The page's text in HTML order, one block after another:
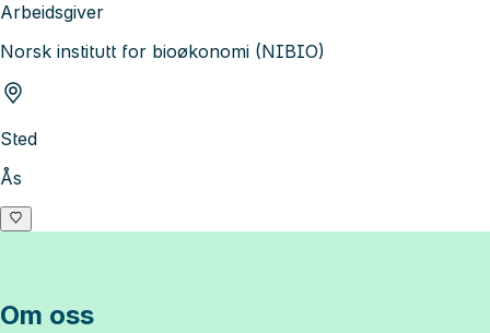
Arbeidsgiver
Norsk institutt for bioøkonomi (NIBIO)
Sted
Ås
Om oss